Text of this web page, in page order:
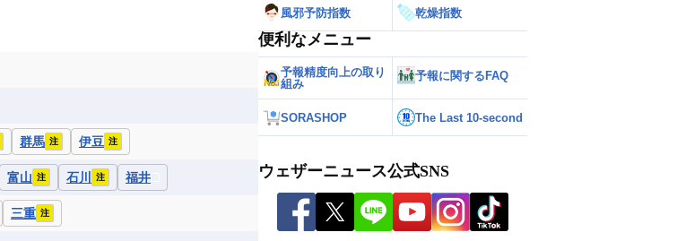
群馬 注 伊豆 注
富山 注 石川 注 福井
三重 注
風邪予防指数 乾燥指数
便利なメニュー
予報精度向上の取り
組み
予報に関するFAQ
SORASHOP The Last 10-second
ウェザーニュース公式SNS